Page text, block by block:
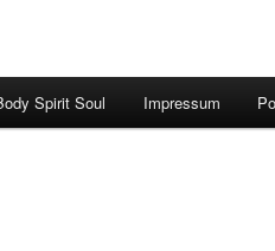
Spirit Soul Impressum